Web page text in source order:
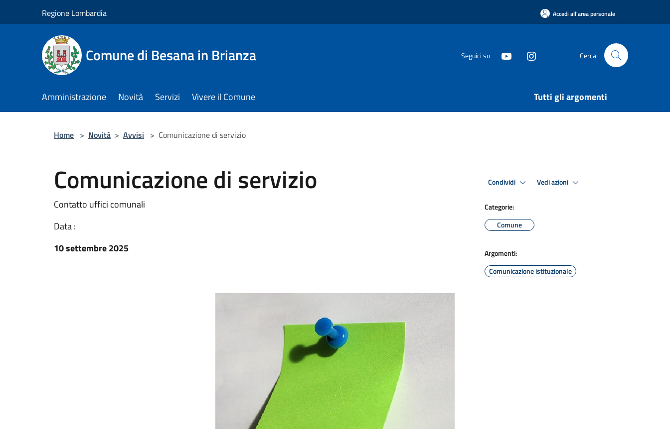
Regione Lombardia Accedi all'area personale
Comune di Besana in Brianza Seguici su Cerca
Amministrazione Novità Servizi Vivere il Comune Tutti gli argomenti
Home > Novità > Avvisi > Comunicazione di servizio
Comunicazione di servizio
Contatto uffici comunali
Data :
10 settembre 2025
Condividi Vedi azioni
Categorie:
Comune
Argomenti:
Comunicazione istituzionale